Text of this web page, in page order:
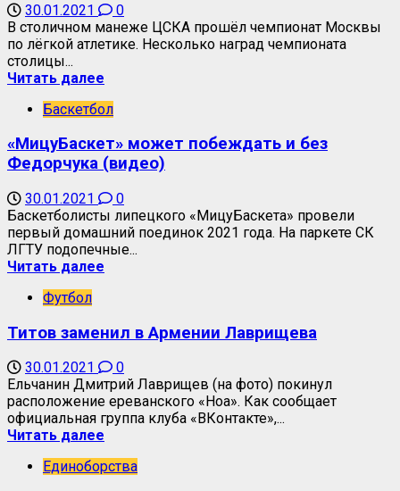
30.01.2021
0
В столичном манеже ЦСКА прошёл чемпионат Москвы
по лёгкой атлетике. Несколько наград чемпионата
столицы...
Читать далее
Баскетбол
«МицуБаскет» может побеждать и без
Федорчука (видео)
30.01.2021
0
Баскетболисты липецкого «МицуБаскета» провели
первый домашний поединок 2021 года. На паркете СК
ЛГТУ подопечные...
Читать далее
Футбол
Титов заменил в Армении Лаврищева
30.01.2021
0
Ельчанин Дмитрий Лаврищев (на фото) покинул
расположение ереванского «Ноа». Как сообщает
официальная группа клуба «ВКонтакте»,...
Читать далее
Единоборства